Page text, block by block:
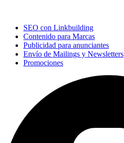
SEO con Linkbuilding
Contenido para Marcas
Publicidad para anunciantes
Envío de Mailings y Newsletters
Promociones